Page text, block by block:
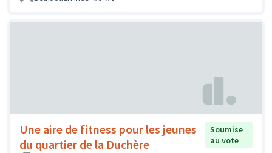
Une aire de fitness pour les jeunes
du quartier de la Duchère
Soumise
au vote